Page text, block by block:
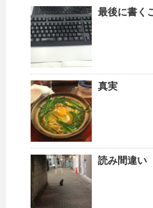
最後に書く
真実
読み間違い